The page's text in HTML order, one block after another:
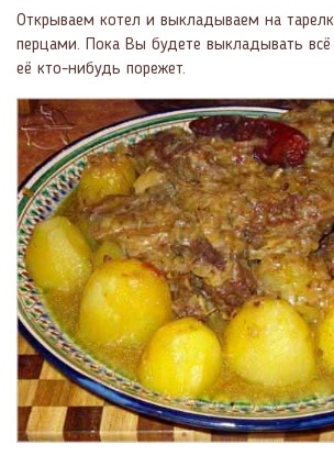
Открываем котел и выкладываем на
перцами. Пока Вы будете выкладывать всё
её кто-нибудь порежет.